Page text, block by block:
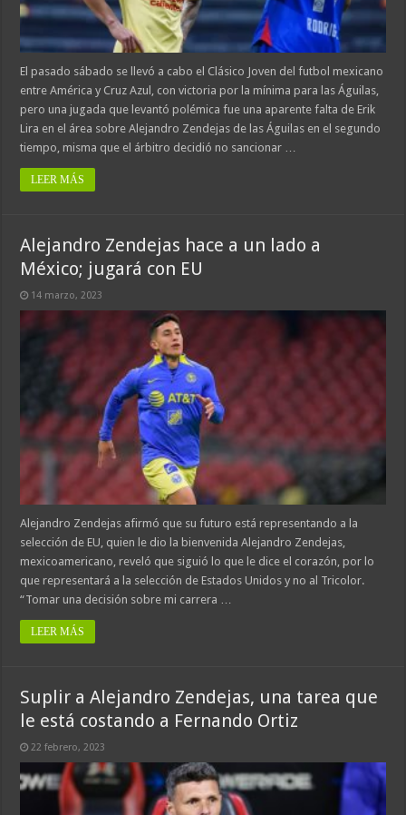
El pasado sábado se llevó a cabo el Clásico Joven del futbol mexicano
entre América y Cruz Azul, con victoria por la mínima para las Águilas,
pero una jugada que levantó polémica fue una aparente falta de Erik
Lira en el área sobre Alejandro Zendejas de las Águilas en el segundo
tiempo, misma que el árbitro decidió no sancionar …
LEER MÁS
Alejandro Zendejas hace a un lado a
México; jugará con EU
14 marzo, 2023
Alejandro Zendejas afirmó que su futuro está representando a la
selección de EU, quien le dio la bienvenida Alejandro Zendejas,
mexicoamericano, reveló que siguió lo que le dice el corazón, por lo
que representará a la selección de Estados Unidos y no al Tricolor.
“Tomar una decisión sobre mi carrera …
LEER MÁS
Suplir a Alejandro Zendejas, una tarea que
le está costando a Fernando Ortiz
22 febrero, 2023